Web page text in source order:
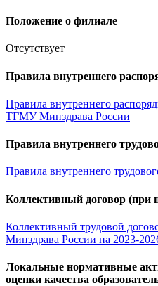
Положение о филиале
Отсутствует
Правила внутреннего
Правила внутреннего
ТГМУ Минздрава России
Правила внутреннего
Правила внутреннего
Коллективный договор (при
Коллективный трудовой
Минздрава России на 2023-
Локальные нормативные
оценки качества